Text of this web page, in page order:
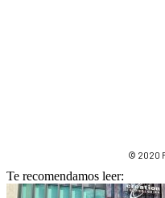
© 2020
Te recomendamos leer: